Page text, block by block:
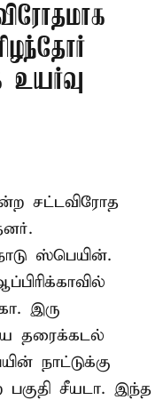
சட்டவிரோத
ஸ்பெயின்.
இரு
தரைக்கடல்
நாட்டுக்கு
சீயடா. இந்த